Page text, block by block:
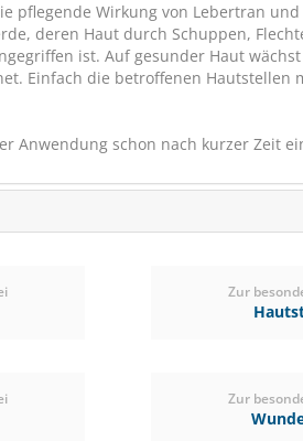
pflegende Wirkung von Lebertran
deren Haut durch Schuppen,
ist. Auf gesunder Haut
Einfach die betroffenen Hautstellen
Anwendung schon nach kurzer Zeit
Zur
Zur